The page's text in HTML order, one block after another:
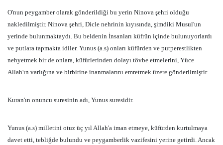
O'nun peygamber olarak gönderildiği bu yerin Ninova şehri olduğu
nakledilmiştir. Ninova şehri, Dicle nehrinin kıyısında, şimdiki Musul'un
yerinde bulunmaktaydı. Bu beldenin İnsanları küfrün içinde bulunuyorlardı
ve putlara tapmakta idiler. Yunus (a.s) onları küfürden ve putperestlikten
nehyetmek bir de onlara, küfürlerinden dolayı tövbe etmelerini, Yüce
Allah'ın varlığına ve birbirine inanmalarını emretmek üzere gönderilmiştir.
Kuran'ın onuncu suresinin adı, Yunus suresidir.
Yunus (a.s) milletini otuz üç yıl Allah'a iman etmeye, küfürden kurtulmaya
davet etti, tebliğde bulundu ve peygamberlik vazifesini yerine getirdi. Ancak